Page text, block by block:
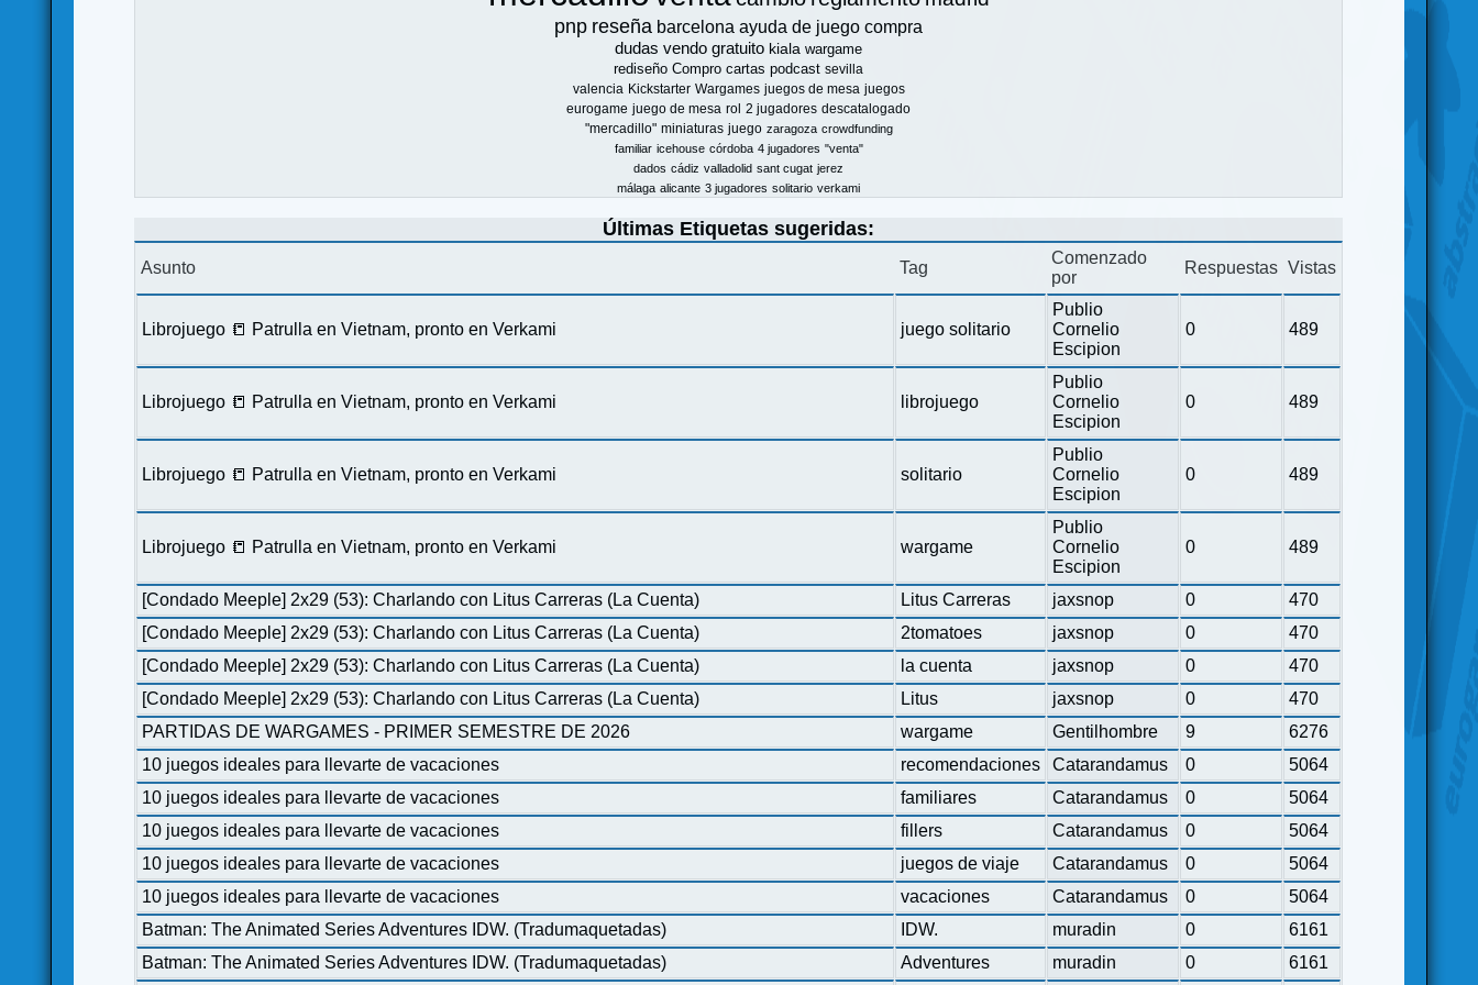
pnp reseña barcelona ayuda de juego compra
dudas vendo gratuito kiala wargame
rediseño Compro cartas podcast sevilla
valencia Kickstarter Wargames juegos de mesa juegos
eurogame juego de mesa rol 2 jugadores descatalogado
"mercadillo" miniaturas juego zaragoza crowdfunding
familiar icehouse córdoba 4 jugadores "venta"
dados cádiz valladolid sant cugat jerez
málaga alicante 3 jugadores solitario verkami
Últimas Etiquetas sugeridas:
Asunto Tag
Comenzado
por
Respuestas Vistas
Librojuego 📒 Patrulla en Vietnam, pronto en Verkami juego solitario
Publio
Cornelio
Escipion
0 489
Librojuego 📒 Patrulla en Vietnam, pronto en Verkami librojuego
Publio
Cornelio
Escipion
0 489
Librojuego 📒 Patrulla en Vietnam, pronto en Verkami solitario
Publio
Cornelio
Escipion
0 489
Librojuego 📒 Patrulla en Vietnam, pronto en Verkami wargame
Publio
Cornelio
Escipion
0 489
[Condado Meeple] 2x29 (53): Charlando con Litus Carreras (La Cuenta) Litus Carreras jaxsnop 0
470
[Condado Meeple] 2x29 (53): Charlando con Litus Carreras (La Cuenta)
2tomatoes jaxsnop 0
470
[Condado Meeple] 2x29 (53): Charlando con Litus Carreras (La Cuenta)
la cuenta jaxsnop 0
470
[Condado Meeple] 2x29 (53): Charlando con Litus Carreras (La Cuenta)
Litus jaxsnop 0
470
PARTIDAS DE WARGAMES - PRIMER SEMESTRE DE 2026
wargame Gentilhombre 9
6276
10 juegos ideales para llevarte de vacaciones
recomendaciones Catarandamus 0
5064
10 juegos ideales para llevarte de vacaciones
familiares Catarandamus 0
5064
10 juegos ideales para llevarte de vacaciones
fillers Catarandamus 0
5064
10 juegos ideales para llevarte de vacaciones
juegos de viaje Catarandamus 0
5064
10 juegos ideales para llevarte de vacaciones
vacaciones Catarandamus 0
5064
Batman: The Animated Series Adventures IDW. (Tradumaquetadas)
IDW. muradin 0
6161
Batman: The Animated Series Adventures IDW. (Tradumaquetadas)
Adventures muradin 0 6161